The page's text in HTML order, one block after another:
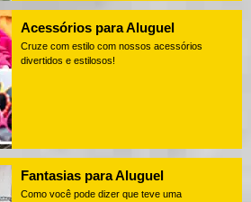
Acessórios para Aluguel
Cruze com estilo com nossos acessórios
divertidos e estilosos!
Fantasias para Aluguel
Como você pode dizer que teve uma